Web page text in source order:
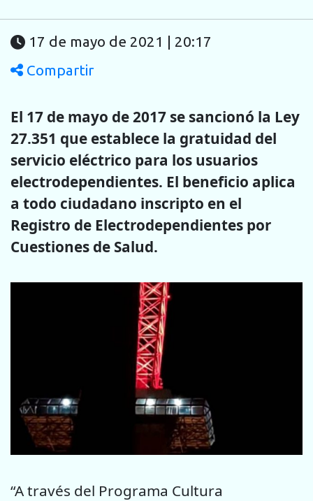
17 de mayo de 2021 | 20:17
Compartir
El 17 de mayo de 2017 se sancionó la Ley
27.351 que establece la gratuidad del
servicio eléctrico para los usuarios
electrodependientes. El beneficio aplica
a todo ciudadano inscripto en el
Registro de Electrodependientes por
Cuestiones de Salud.
“A través del Programa Cultura